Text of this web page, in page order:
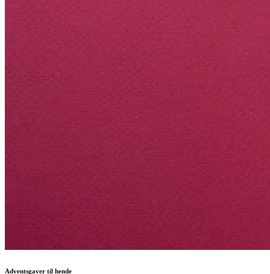
Adventsgaver til hende